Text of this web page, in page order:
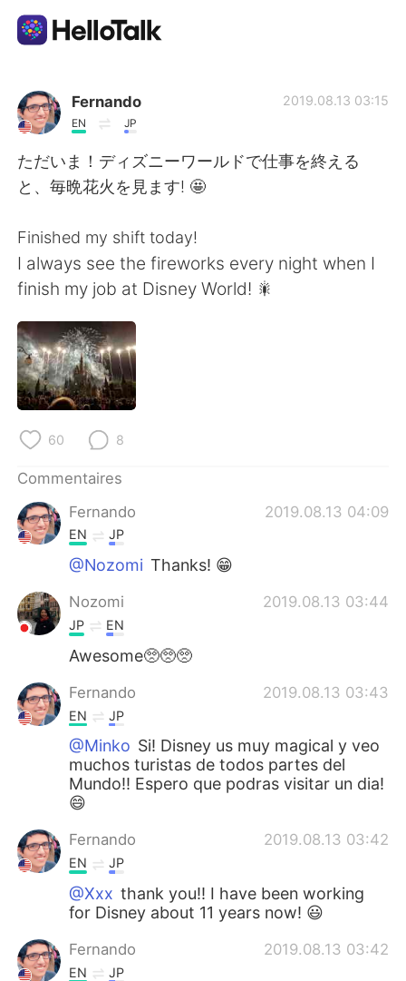
Appli d'échange linguistique
AI Grammar Checker
Français
English 简体中文
繁體中文
العربية
日本語
Indonesia
Türkçe
Português
Fernando
EN JP
2019.08.13 03:15
ただいま！ディズニーワールドで仕事を終える
と、毎晩花火を見ます! 🤩
Finished my shift today!
I always see the fireworks every night when I
finish my job at Disney World! 🎇
60 8
Commentaires
Fernando
2019.08.13 04:09
EN JP
@Nozomi Thanks! 😁
Nozomi 2019.08.13 03:44
JP EN
Awesome🥺🥺🥺
Fernando 2019.08.13 03:43
EN JP
@Minko Si! Disney us muy magical y veo
muchos turistas de todos partes del
Mundo!! Espero que podras visitar un dia!
😄
Fernando 2019.08.13 03:42
EN JP
@Xxx thank you!! I have been working
for Disney about 11 years now! 😃
Fernando 2019.08.13 03:42
EN JP